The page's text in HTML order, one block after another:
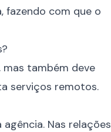
fazendo com que o
também deve
serviços remotos.
Nas relações